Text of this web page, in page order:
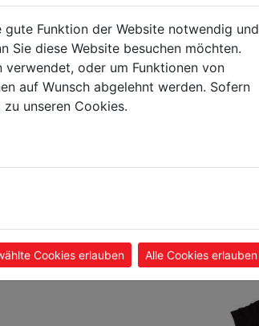
Funktion der Website notwendig und
Sie diese Website besuchen möchten.
oder um Funktionen von
auf Wunsch abgelehnt werden. Sofern
unseren Cookies.
Cookies erlauben Alle Cookies erlauben